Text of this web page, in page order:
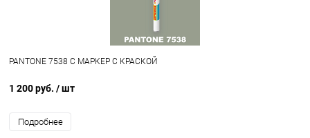
PANTONE 7538 C МАРКЕР С КРАСКОЙ
1 200 руб. / шт
Подробнее